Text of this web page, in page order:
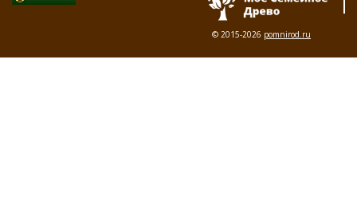
© 2015-2026 pomnirod.ru